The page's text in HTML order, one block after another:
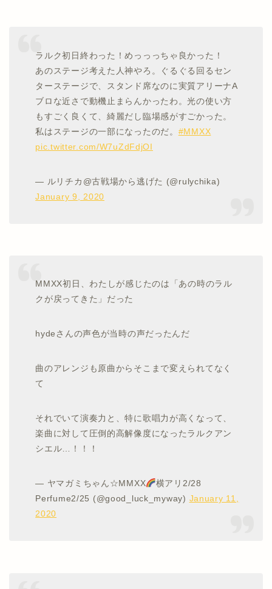
ラルク初日終わった！めっっっちゃ良かった！
あのステージ考えた人神やろ。ぐるぐる回るセン
ターステージで、スタンド席なのに実質アリーナA
ブロな近さで動機止まらんかったわ。光の使い方
もすごく良くて、綺麗だし臨場感がすごかった。
私はステージの一部になったのだ。 #MMXX
pic.twitter.com/W7uZdFdjOI
— ルリチカ@古戦場から逃げた (@rulychika)
January 9, 2020
MMXX初日、わたしが感じたのは「あの時のラル
クが戻ってきた」だった
hydeさんの声色が当時の声だったんだ
曲のアレンジも原曲からそこまで変えられてなく
て
それでいて演奏力と、特に歌唱力が高くなって、
楽曲に対して圧倒的高解像度になったラルクアン
シエル…！！！
— ヤマガミちゃん☆MMXX
横アリ2/28
Perfume2/25 (@good_luck_myway) January 11,
2020